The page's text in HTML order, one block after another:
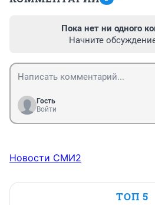
Пока нет ни одного
Начните
Гость
Войти
Новости СМИ2
ТОП 5